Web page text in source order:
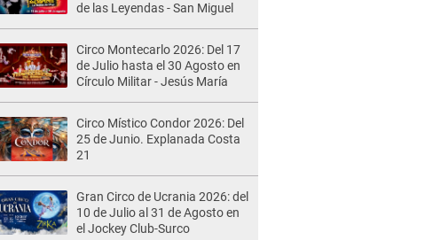
de las Leyendas - San Miguel
Circo Montecarlo 2026: Del 17
de Julio hasta el 30 Agosto en
Círculo Militar - Jesús María
Circo Místico Condor 2026: Del
25 de Junio. Explanada Costa
21
Gran Circo de Ucrania 2026: del
10 de Julio al 31 de Agosto en
el Jockey Club-Surco